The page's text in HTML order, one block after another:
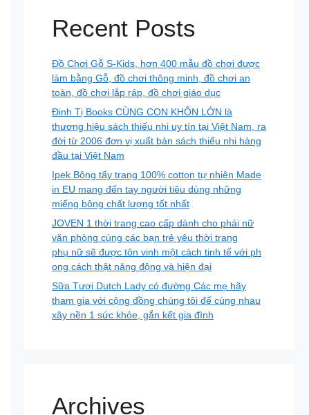
Recent Posts
Đồ Chơi Gỗ S-Kids, hơn 400 mẫu đồ chơi được
làm bằng Gỗ, đồ chơi thông minh, đồ chơi an
toàn, đồ chơi lắp ráp, đồ chơi giáo dục
Đinh Tị Books CÙNG CON KHÔN LỚN là
thương hiệu sách thiếu nhi uy tín tại Việt Nam, ra
đời từ 2006 đơn vị xuất bản sách thiếu nhi hàng
đầu tại Việt Nam
Ipek Bông tẩy trang 100% cotton tự nhiên Made
in EU mang đến tay người tiêu dùng những
miếng bông chất lượng tốt nhất
JOVEN 1 thời trang cao cấp dành cho phái nữ
văn phòng cùng các bạn trẻ yêu thời trang
phụ nữ sẽ được tôn vinh một cách tinh tế với ph
ong cách thật năng động và hiện đại
Sữa Tươi Dutch Lady có đường Các mẹ hãy
tham gia với cộng đồng chúng tôi để cùng nhau
xây nền 1 sức khỏe, gắn kết gia đình
Archives